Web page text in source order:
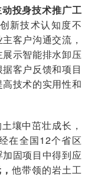
投身技术推广工
新技术认知度不
客户沟通交流，
示智能排水卸压
客户反馈和项目
技术的实用性和
壤中茁壮成长，
在全国12个省区
固项目中得到应
他带领的岩土工